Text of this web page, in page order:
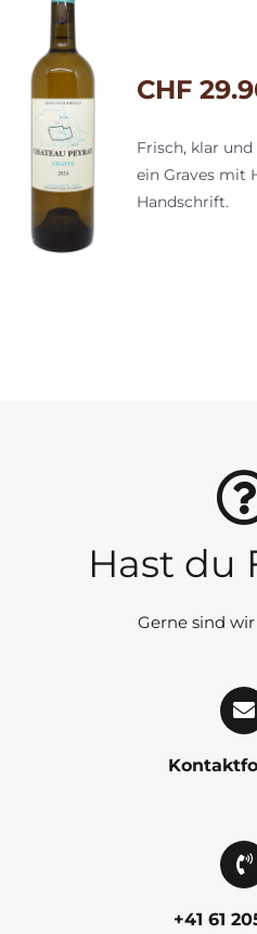
CHF
Frisch, klar
ein Graves mit
Handschrift.
Hast du
Gerne sind
+41 61